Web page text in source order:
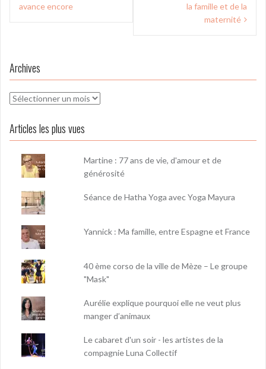
de
avance encore
la famille et de la
maternité
Archives
Archives
Articles les plus vues
Martine : 77 ans de vie, d'amour et de
générosité
Séance de Hatha Yoga avec Yoga Mayura
Yannick : Ma famille, entre Espagne et France
40 ème corso de la ville de Mèze – Le groupe
"Mask"
Aurélie explique pourquoi elle ne veut plus
manger d’animaux
Le cabaret d'un soir - les artistes de la
compagnie Luna Collectif